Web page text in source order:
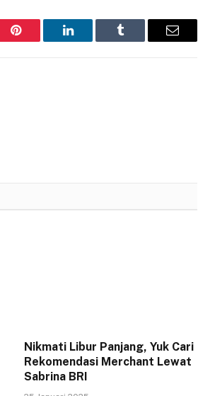
Pinterest LinkedIn Tumblr Email
Nikmati Libur Panjang, Yuk Cari
Rekomendasi Merchant Lewat
Sabrina BRI